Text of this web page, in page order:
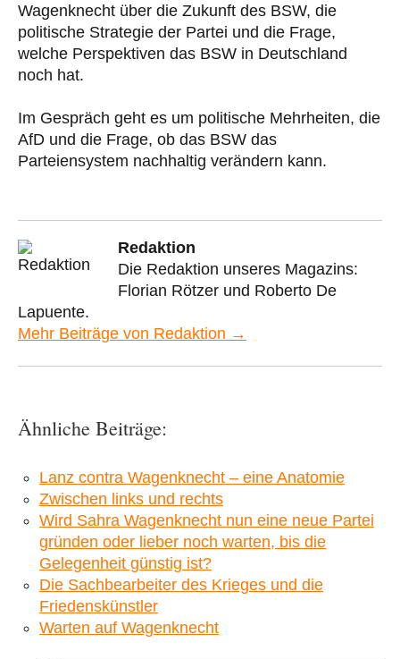
Wagenknecht über die Zukunft des BSW, die
politische Strategie der Partei und die Frage,
welche Perspektiven das BSW in Deutschland
noch hat.
Im Gespräch geht es um politische Mehrheiten, die
AfD und die Frage, ob das BSW das
Parteiensystem nachhaltig verändern kann.
Redaktion
Die Redaktion unseres Magazins:
Florian Rötzer und Roberto De
Lapuente.
Mehr Beiträge von Redaktion →
Ähnliche Beiträge:
Lanz contra Wagenknecht – eine Anatomie
Zwischen links und rechts
Wird Sahra Wagenknecht nun eine neue Partei
gründen oder lieber noch warten, bis die
Gelegenheit günstig ist?
Die Sachbearbeiter des Krieges und die
Friedenskünstler
Warten auf Wagenknecht